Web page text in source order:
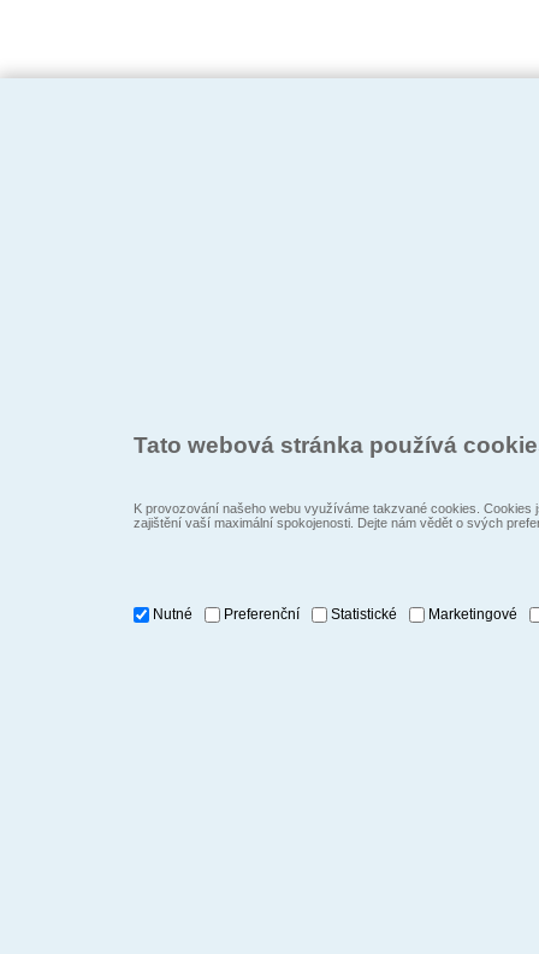
Tato webová stránka používá
K provozování našeho webu využíváme takzvané cookies.
zajištění vaší maximální spokojenosti. Dejte nám vědět o svých
Nutné Preferenční Statistické Marketingové